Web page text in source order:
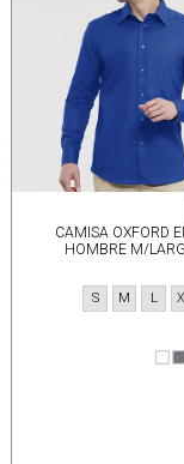
CAMISA OXFORD
HOMBRE M/
L
M
S